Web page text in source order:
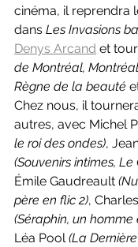
cinéma, il reprendra
dans Les Invasions
Denys Arcand et
de Montréal,
Règne de la beauté
Chez nous, il
autres, avec Michel
le roi des ondes),
(Souvenirs intimes,
Émile Gaudreault
père en flic 2),
(Séraphin, un homme
Léa Pool (La